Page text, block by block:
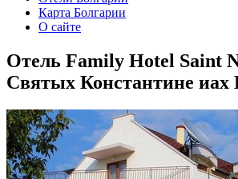
Карта Болгарии
О сайте
Отель Family Hotel Saint
Святых Константине иах